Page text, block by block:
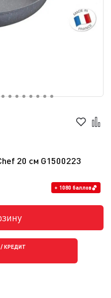
20 см G1500223
+ 1080 баллов
КРЕДИТ